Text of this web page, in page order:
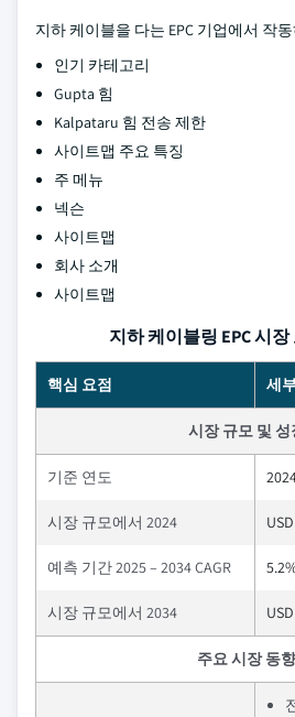
지하 케이블을 다는 EPC 기업에서 작
인기 카테고리
Gupta 힘
Kalpataru 힘 전송 제한
사이트맵 주요 특징
주 메뉴
넥슨
사이트맵
회사 소개
사이트맵
지하 케이블링 EPC 시
핵심 요점 세
시장 규모 및 성
기준 연도
시장 규모에서 2024
예측 기간 2025 – 2034 CAGR
시장 규모에서 2034
주요 시장 동향